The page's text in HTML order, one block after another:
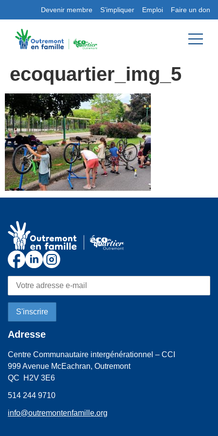
Devenir membre S’impliquer Emploi Faire un don
ecoquartier_img_5
Adresse
Centre Communautaire intergénérationnel – CCI
999 Avenue McEachran, Outremont
QC H2V 3E6
514 244 9710
info@outremontenfamille.org